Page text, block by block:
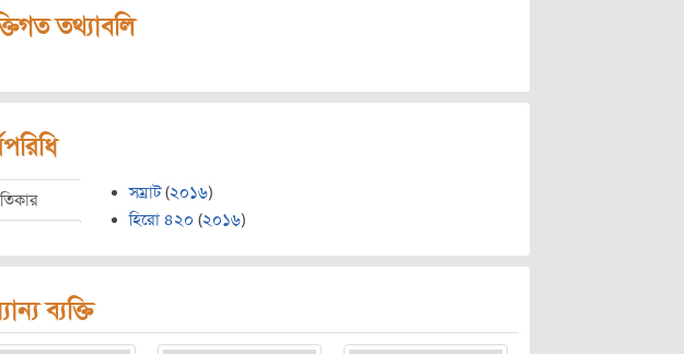
তথ্যাবলি
সম্রাট(২০১৬)
হিরো ৪২০ (২০১৬)
ব্যক্তি